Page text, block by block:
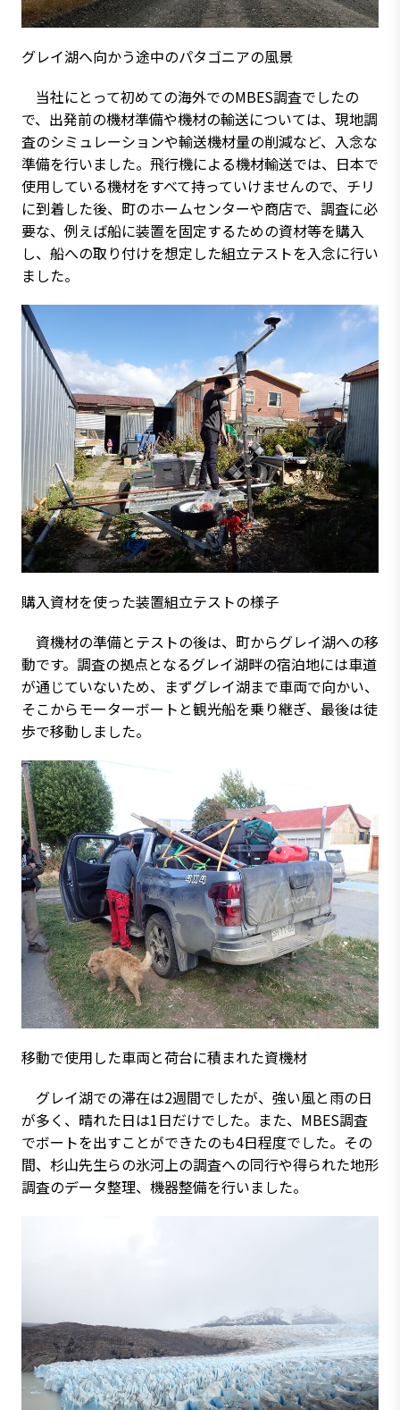
グレイ湖へ向かう途中のパタゴニアの風景
当社にとって初めての海外でのMBES調査でしたの
で、出発前の機材準備や機材の輸送については、現地調
査のシミュレーションや輸送機材量の削減など、入念な
準備を行いました。飛行機による機材輸送では、日本で
使用している機材をすべて持っていけませんので、チリ
に到着した後、町のホームセンターや商店で、調査に必
要な、例えば船に装置を固定するための資材等を購入
し、船への取り付けを想定した組立テストを入念に行い
ました。
購入資材を使った装置組立テストの様子
資機材の準備とテストの後は、町からグレイ湖への移
動です。調査の拠点となるグレイ湖畔の宿泊地には車道
が通じていないため、まずグレイ湖まで車両で向かい、
そこからモーターボートと観光船を乗り継ぎ、最後は徒
歩で移動しました。
移動で使用した車両と荷台に積まれた資機材
グレイ湖での滞在は2週間でしたが、強い風と雨の日
が多く、晴れた日は1日だけでした。また、MBES調査
でボートを出すことができたのも4日程度でした。その
間、杉山先生らの氷河上の調査への同行や得られた地形
調査のデータ整理、機器整備を行いました。